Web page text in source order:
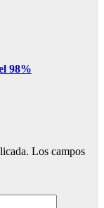
98%
Los campos